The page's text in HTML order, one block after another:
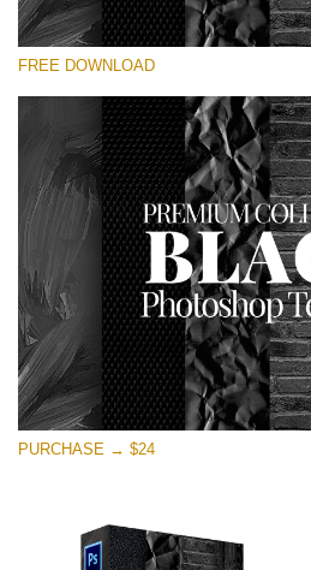
Si prega di
Small 800*533px
Black Textures
(30 Textures)
Large 6000*4000px
Entire Collection
(1783 Overlays)
Large 6000*4000px
Download
FREE DOWNLOAD
PURCHASE → $24